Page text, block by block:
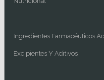
Ingredientes Farmacéuticos
Excipientes Y Aditivos